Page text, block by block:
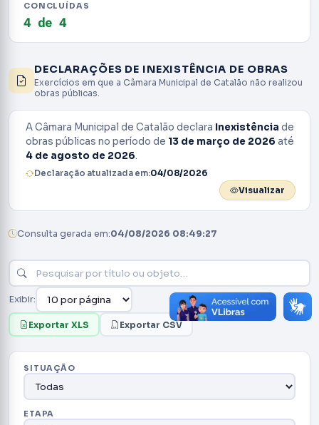
CONCLUÍDAS
4 de 4
DECLARAÇÕES DE INEXISTÊNCIA DE OBRAS
Exercícios em que a Câmara Municipal de Catalão não realizou
obras públicas.
A Câmara Municipal de Catalão declara Inexistência de
obras públicas no período de 13 de março de 2026 até
4 de agosto de 2026.
Declaração atualizada em:04/08/2026
Visualizar
Consulta gerada em:04/08/2026 08:49:27
Exibir:
Exportar XLS Exportar CSV
SITUAÇÃO
ETAPA